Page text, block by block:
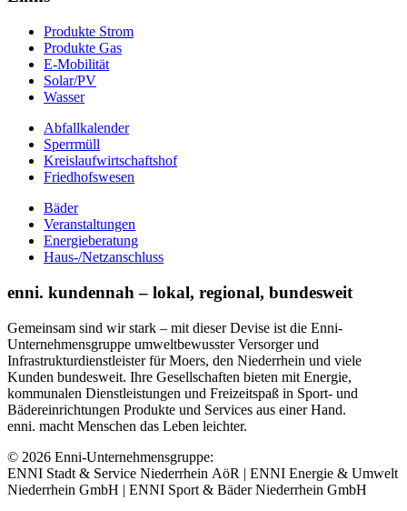
Produkte Strom
Produkte Gas
E-Mobilität
Solar/PV
Wasser
Abfallkalender
Sperrmüll
Kreislaufwirtschaftshof
Friedhofswesen
Bäder
Veranstaltungen
Energieberatung
Haus-/Netzanschluss
enni. kundennah – lokal, regional, bundesweit
Gemeinsam sind wir stark – mit dieser Devise ist die Enni-
Unternehmensgruppe umweltbewusster Versorger und
Infrastrukturdienstleister für Moers, den Niederrhein und viele
Kunden bundesweit. Ihre Gesellschaften bieten mit Energie,
kommunalen Dienstleistungen und Freizeitspaß in Sport- und
Bädereinrichtungen Produkte und Services aus einer Hand.
enni. macht Menschen das Leben leichter.
© 2026 Enni-Unternehmensgruppe:
ENNI Stadt & Service Niederrhein AöR | ENNI Energie & Umwelt
Niederrhein GmbH | ENNI Sport & Bäder Niederrhein GmbH